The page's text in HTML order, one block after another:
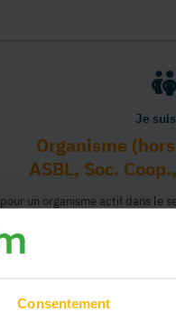
Consentement
Je
Organisme
ASBL, Soc.
un organisme actif dans le
permettant d'interagir sur la
créer leur propre compte lié à
nom de celui-ci, accéder à
comprendra deux
de l'Entreprise)2/